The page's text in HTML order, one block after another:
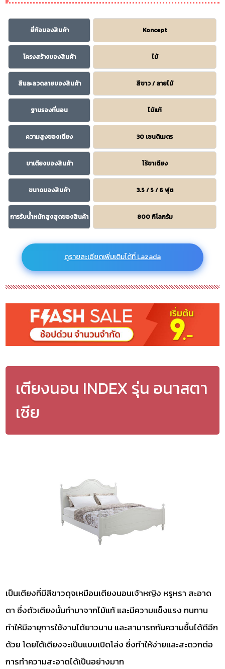
ยี่ห้อของสินค้า Koncept
โครงสร้างของสินค้า ไม้
สีและลวดลายของสินค้า สีขาว / ลายไม้
ฐานรองที่นอน ไม้แท้
ความสูงของเตียง 30 เซนติเมตร
ขาเตียงของสินค้า ไร้ขาเตียง
ขนาดของสินค้า 3.5 / 5 / 6 ฟุต
การรับน้ำหนักสูงสุดของสินค้า 800 กิโลกรัม
ดูรายละเอียดเพิ่มเติมได้ที่ Lazada
เตียงนอน INDEX รุ่น อนาสตา
เซีย
เป็นเตียงที่มีสีขาวดุจเหมือนเตียงนอนเจ้าหญิง หรูหรา สะอาด
ตา ซึ่งตัวเตียงนั้นทำมาจากไม้แท้ และมีความแข็งแรง ทนทาน
ทำให้มีอายุการใช้งานได้ยาวนาน และสามารถกันความชื้นได้ดีอีก
ด้วย โดยใต้เตียงจะเป็นแบบเปิดโล่ง ซึ่งทำให้ง่ายและสะดวกต่อ
การทำความสะอาดได้เป็นอย่างมาก